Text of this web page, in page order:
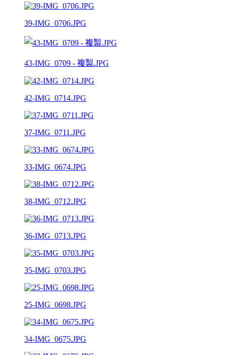
39-IMG_0706.JPG
43-IMG_0709 - 複製.JPG
42-IMG_0714.JPG
37-IMG_0711.JPG
33-IMG_0674.JPG
38-IMG_0712.JPG
36-IMG_0713.JPG
35-IMG_0703.JPG
25-IMG_0698.JPG
34-IMG_0675.JPG